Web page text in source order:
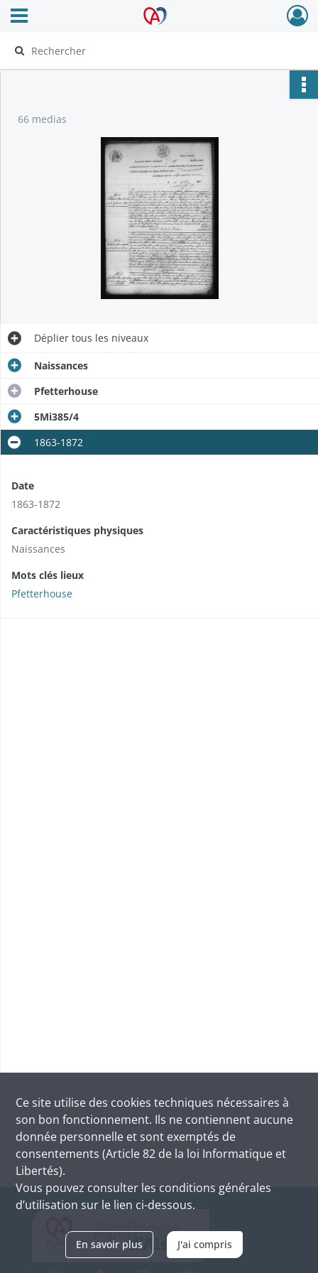
Archives Alsace - Colmar
Ouvrir le menu déroulant
66 medias
Déplier tous les niveaux
Naissances
Pfetterhouse
5Mi385/4
1863-1872
Date
1863-1872
Caractéristiques physiques
Naissances
Mots clés lieux
Pfetterhouse
Ce site utilise des cookies techniques nécessaires à
son bon fonctionnement. Ils ne contiennent aucune
donnée personnelle et sont exemptés de
consentements (Article 82 de la loi Informatique et
Libertés).
Vous pouvez consulter les conditions générales
d’utilisation sur le lien ci-dessous.
En savoir plus J'ai compris